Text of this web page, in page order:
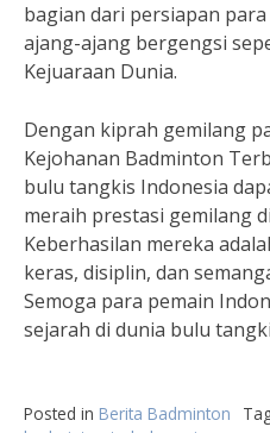
bagian dari persiapan
ajang-ajang bergengsi
Kejuaraan Dunia.
Dengan kiprah gemilang
Kejohanan Badminton
bulu tangkis Indonesia
meraih prestasi gemilang
Keberhasilan mereka
keras, disiplin, dan
Semoga para pemain
sejarah di dunia bulu
Posted in Berita Badminton